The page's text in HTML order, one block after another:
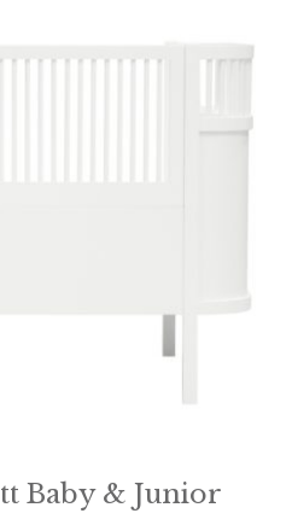
Baby & Junior